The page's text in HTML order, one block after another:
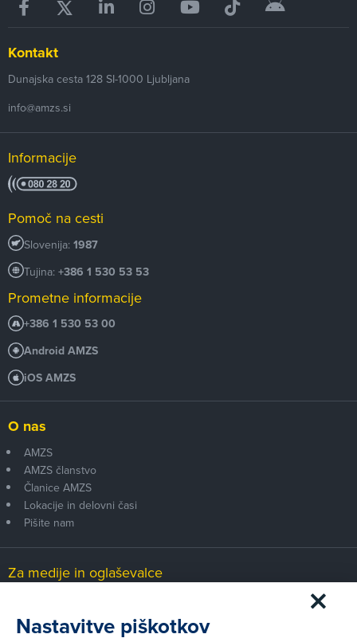
Kontakt
Dunajska cesta 128 SI-1000 Ljubljana
info@amzs.si
Informacije
Pomoč na cesti
Slovenija: 1987
Tujina: +386 1 530 53 53
Prometne informacije
+386 1 530 53 00
Android AMZS
iOS AMZS
O nas
AMZS
AMZS članstvo
Članice AMZS
Lokacije in delovni časi
Pišite nam
Za medije in oglaševalce
Nastavitve piškotkov